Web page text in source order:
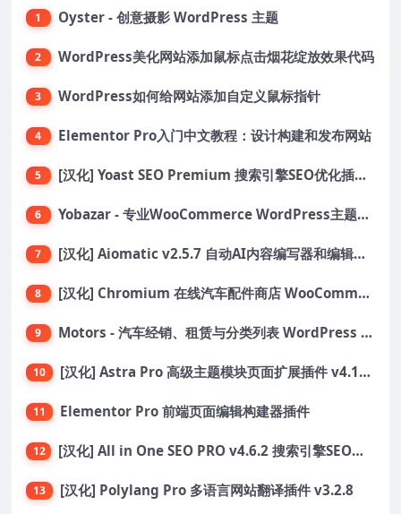
1 Oyster - 创意摄影 WordPress 主题
2 WordPress美化网站添加鼠标点击烟花绽放效果代码
3 WordPress如何给网站添加自定义鼠标指针
4 Elementor Pro入门中文教程：设计构建和发布网站
5 [汉化] Yoast SEO Premium 搜索引擎SEO优化插件+全套扩展附件
6 Yobazar - 专业WooCommerce WordPress主题，助力在线商店
7 [汉化] Aiomatic v2.5.7 自动AI内容编写器和编辑器GPT-3和GPT-4等AI工具包
8 [汉化] Chromium 在线汽车配件商店 WooCommerce 主题 v1.3.28
9 Motors - 汽车经销、租赁与分类列表 WordPress 主题
10 [汉化] Astra Pro 高级主题模块页面扩展插件 v4.11.6
11 Elementor Pro 前端页面编辑构建器插件
12 [汉化] All in One SEO PRO v4.6.2 搜索引擎SEO优化WordPress插件
13 [汉化] Polylang Pro 多语言网站翻译插件 v3.2.8